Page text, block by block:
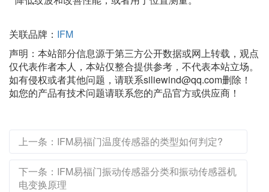
关联品牌： IFM
声明：本站部分信息源于第三方公开数据或网上转载，观点
仅代表作者本人，本站仅整合提供参考，不代表本站立场。
如有侵权或者其他问题，请联系siliewind@qq.com删除！
如您的产品有技术问题请联系您的产品官方或供应商！
上一条：IFM易福门温度传感器的类型如何判定?
下一条：IFM易福门振动传感器分类和振动传感器机
电变换原理